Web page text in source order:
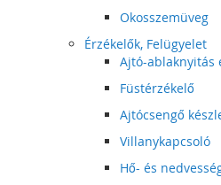
Okosszemüveg
Érzékelők, Felügyelet
Ajtó-ablaknyitás
Füstérzékelő
Ajtócsengő
Villanykapcsoló
Hő- és